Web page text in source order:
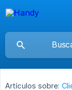
Artículos sobre: